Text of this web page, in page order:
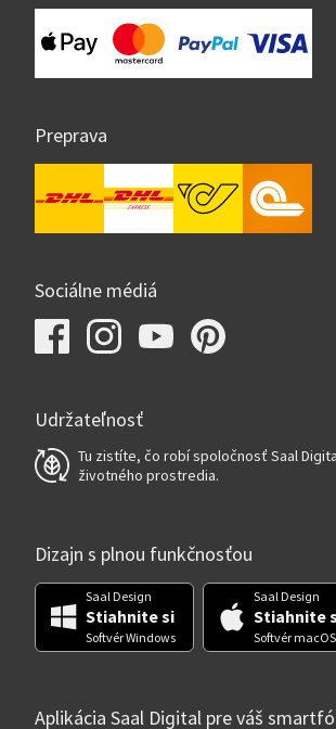
Preprava
Sociálne médiá
Udržateľnosť
Tu zistíte, čo robí spoločnosť Saal
životného prostredia.
Dizajn s plnou funkčnosťou
Saal Design
Stiahnite si
Softvér Windows
Saal Design
Stiahnite
Softvér macOS
Aplikácia Saal Digital pre váš